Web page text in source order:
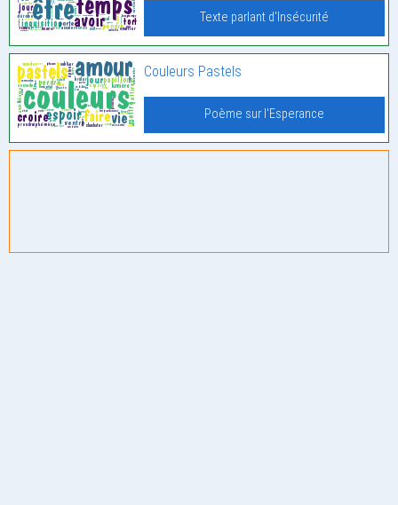
Texte parlant d'Insécurité
Couleurs Pastels
Poème sur l'Esperance